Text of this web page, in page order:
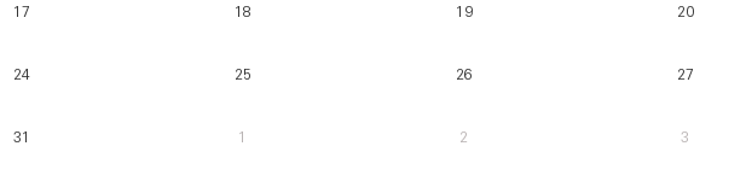
17 18 19 20
24 25 26 27
31 1 2 3